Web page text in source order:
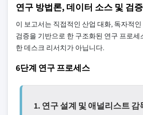
연구 방법론, 데이터 소스 및 검
이 보고서는 직접적인 산업 대화, 독자적
검증을 기반으로 한 구조화된 연구 프로세
한 데스크 리서치가 아닙니다.
6단계 연구 프로세스
1. 연구 설계 및 애널리스트 감